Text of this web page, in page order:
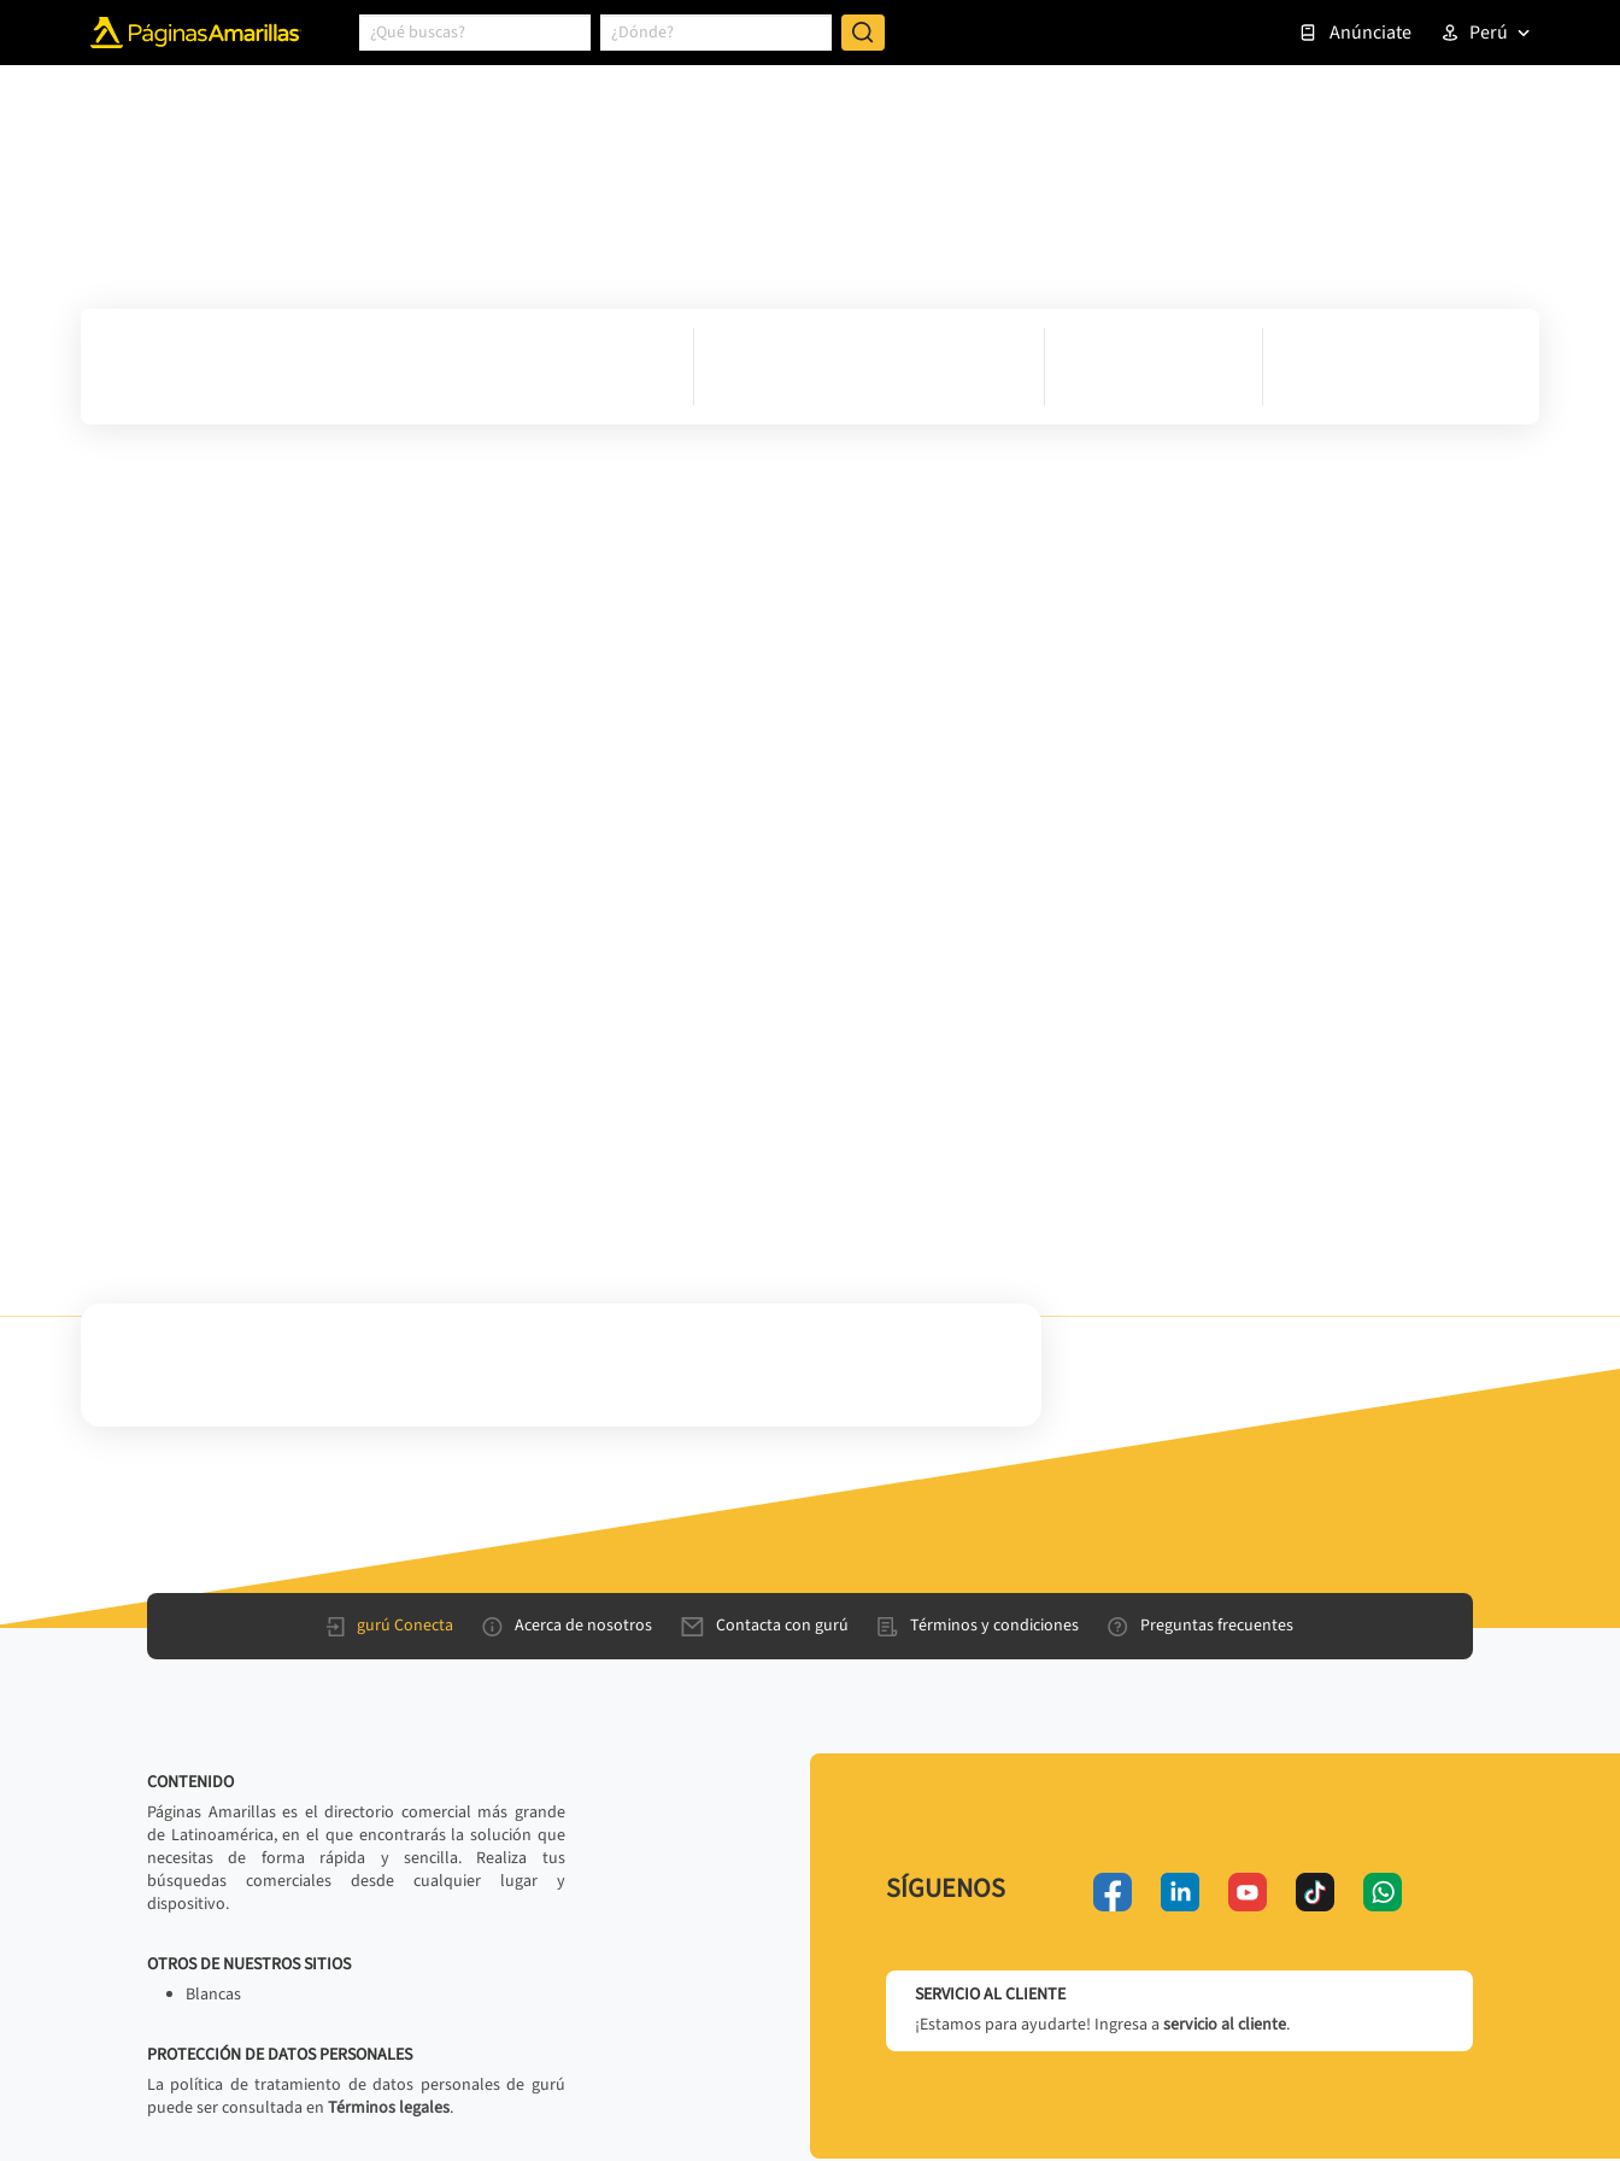
Anúnciate Perú
gurú Conecta Acerca de nosotros Contacta con gurú Términos y condiciones Preguntas frecuentes
CONTENIDO
Páginas Amarillas es el directorio comercial más grande
de Latinoamérica, en el que encontrarás la solución que
necesitas de forma rápida y sencilla. Realiza tus
búsquedas comerciales desde cualquier lugar y
dispositivo.
OTROS DE NUESTROS SITIOS
Blancas
PROTECCIÓN DE DATOS PERSONALES
La política de tratamiento de datos personales de gurú
puede ser consultada en Términos legales.
SÍGUENOS
SERVICIO AL CLIENTE
¡Estamos para ayudarte! Ingresa a servicio al cliente.